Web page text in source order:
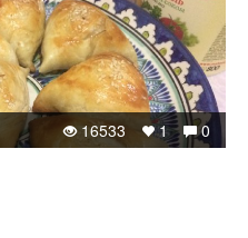
0
1
16533